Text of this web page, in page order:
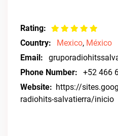
Rating:
Country:
Mexico, México
Email:
Phone Number:
+52 466
Website: https://
radiohits-salvatierra/inicio